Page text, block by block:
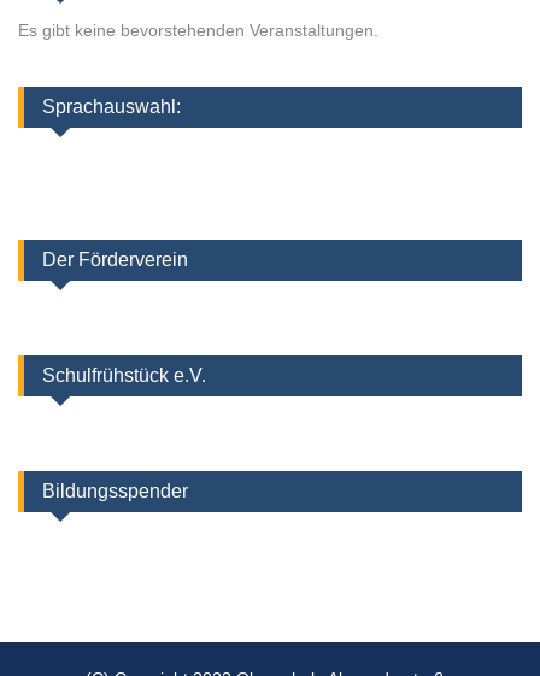
Es gibt keine bevorstehenden Veranstaltungen.
Sprachauswahl:
Der Förderverein
Schulfrühstück e.V.
Bildungsspender